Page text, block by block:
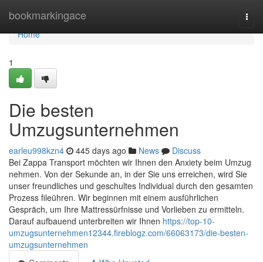
bookmarkingace
Home
Home
1
Die besten
Umzugsunternehmen
earleu998kzn4 445 days ago News
Discuss
Bei Zappa Transport möchten wir Ihnen den Anxiety beim Umzug
nehmen. Von der Sekunde an, in der Sie uns erreichen, wird Sie
unser freundliches und geschultes Individual durch den gesamten
Prozess fileühren. Wir beginnen mit einem ausführlichen
Gespräch, um Ihre Mattressürfnisse und Vorlieben zu ermitteln.
Darauf aufbauend unterbreiten wir Ihnen https://top-10-
umzugsunternehmen12344.fireblogz.com/66063173/die-besten-
umzugsunternehmen